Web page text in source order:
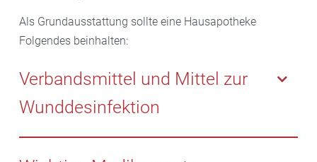
Als Grundausstattung sollte eine Hausapotheke
Folgendes beinhalten:
Verbandsmittel und Mittel zur
Wunddesinfektion
– Verbandsmittel und Mittel zur Wunddesinfektion